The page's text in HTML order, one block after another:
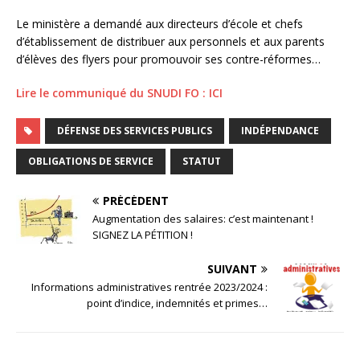
Le ministère a demandé aux directeurs d’école et chefs
d’établissement de distribuer aux personnels et aux parents
d’élèves des flyers pour promouvoir ses contre-réformes…
Lire le communiqué du SNUDI FO : ICI
DÉFENSE DES SERVICES PUBLICS INDÉPENDANCE
OBLIGATIONS DE SERVICE STATUT
PRÉCÉDENT
Augmentation des salaires: c’est maintenant !
SIGNEZ LA PÉTITION !
SUIVANT
Informations administratives rentrée 2023/2024 :
point d’indice, indemnités et primes…